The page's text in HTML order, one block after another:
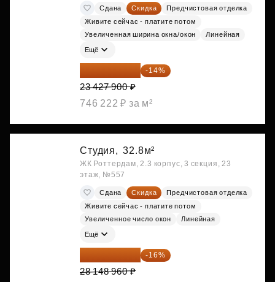
Сдана Скидка
Предчистовая отделка
Живите сейчас - платите потом
Увеличенная ширина окна/окон
Линейная
Ещё
20 147 994 ₽ -14%
23 427 900 ₽
746 222 ₽ за м²
Студия, 32.8м²
ЖК Роттердам, 2.3 корпус, 3 секция, 23
этаж, №557
Сдана Скидка
Предчистовая отделка
Живите сейчас - платите потом
Увеличенное число окон
Линейная
Ещё
23 645 126 ₽ -16%
28 148 960 ₽